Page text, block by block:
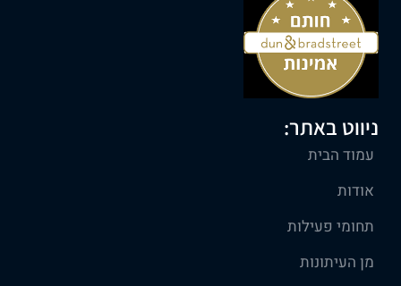
ניווט באתר:
עמוד הבית
אודות
תחומי פעילות
מן העיתונות